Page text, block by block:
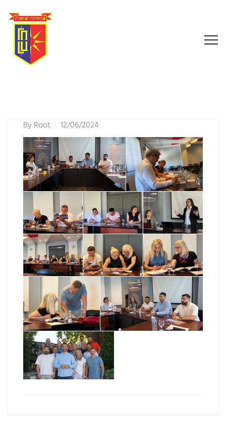
ByRoot 12/06/2024